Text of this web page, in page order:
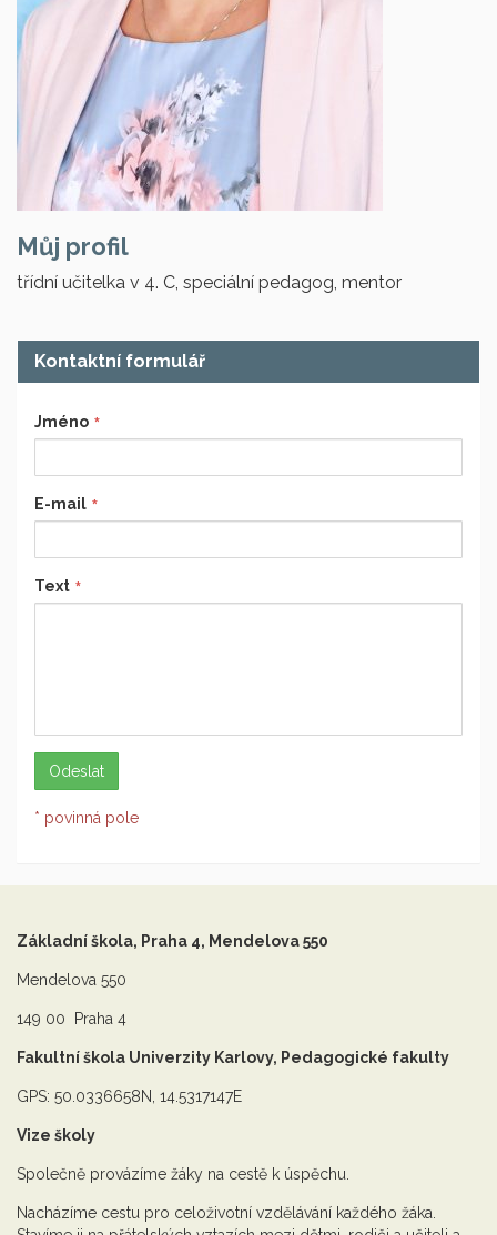
Můj profil
třídní učitelka v 4. C, speciální pedagog, mentor
Kontaktní formulář
Jméno
E-mail
Text
* povinná pole
Základní škola, Praha 4, Mendelova 550
Mendelova 550
149 00 Praha 4
Fakultní škola Univerzity Karlovy, Pedagogické fakulty
GPS: 50.0336658N, 14.5317147E
Vize školy
Společně provázíme žáky na cestě k úspěchu.
Nacházíme cestu pro celoživotní vzdělávání každého žáka.